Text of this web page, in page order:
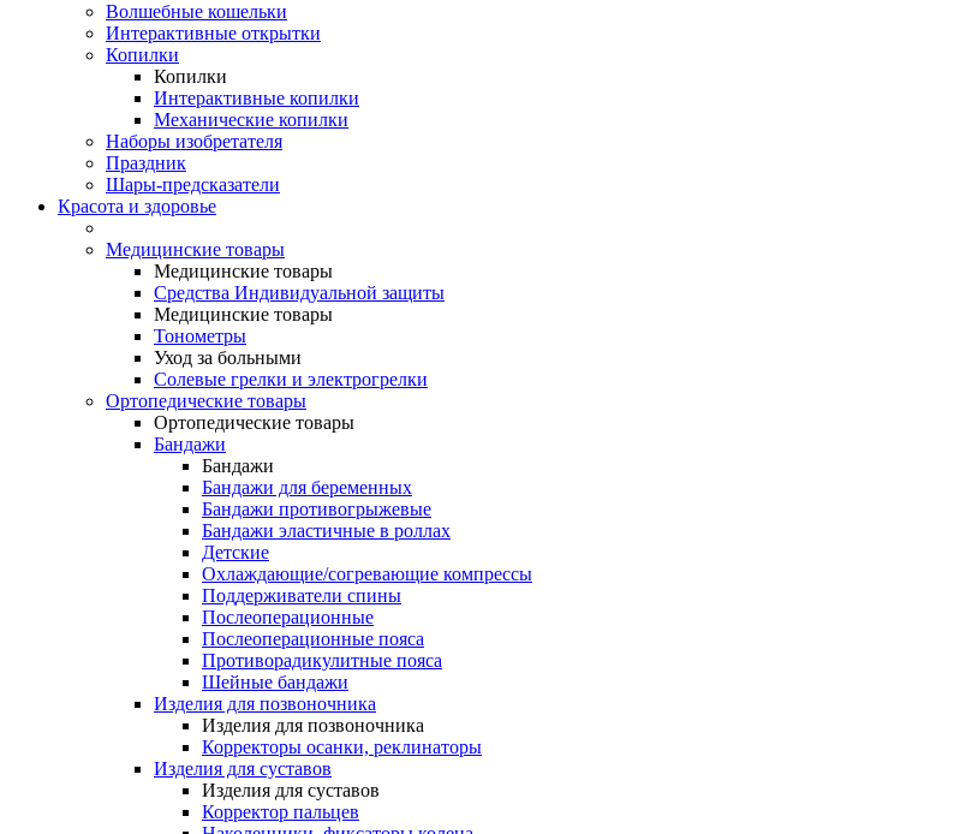
Волшебные кошельки
Интерактивные открытки
Копилки
Копилки
Интерактивные копилки
Механические копилки
Наборы изобретателя
Праздник
Шары-предсказатели
Красота и здоровье
Медицинские товары
Медицинские товары
Средства Индивидуальной защиты
Медицинские товары
Тонометры
Уход за больными
Солевые грелки и электрогрелки
Ортопедические товары
Ортопедические товары
Бандажи
Бандажи
Бандажи для беременных
Бандажи противогрыжевые
Бандажи эластичные в роллах
Детские
Охлаждающие/согревающие компрессы
Поддерживатели спины
Послеоперационные
Послеоперационные пояса
Противорадикулитные пояса
Шейные бандажи
Изделия для позвоночника
Изделия для позвоночника
Корректоры осанки, реклинаторы
Изделия для суставов
Изделия для суставов
Корректор пальцев